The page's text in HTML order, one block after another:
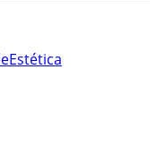
Estética